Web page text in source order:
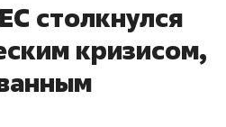
столкнулся
кризисом,